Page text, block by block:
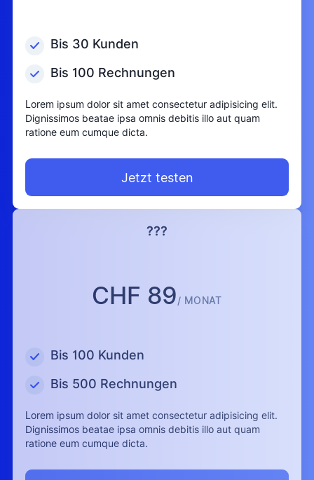
Bis 30 Kunden
Bis 100 Rechnungen
Lorem ipsum dolor sit amet consectetur adipisicing elit.
Dignissimos beatae ipsa omnis debitis illo aut quam
ratione eum cumque dicta.
Jetzt testen
???
CHF 89/ MONAT
Bis 100 Kunden
Bis 500 Rechnungen
Lorem ipsum dolor sit amet consectetur adipisicing elit.
Dignissimos beatae ipsa omnis debitis illo aut quam
ratione eum cumque dicta.